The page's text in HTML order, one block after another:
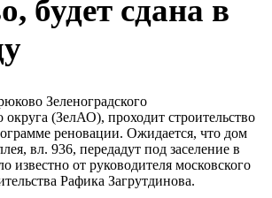
будет сдана в
Зеленоградского
округа (ЗелАО), проходит строительство
реновации. Ожидается, что дом
вл. 936, передадут под заселение в
известно от руководителя московского
Рафика Загрутдинова.